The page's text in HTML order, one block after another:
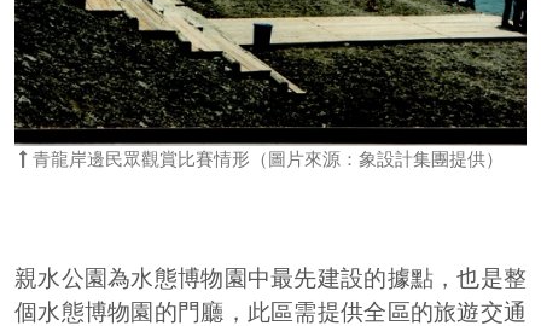
青龍岸邊民眾觀賞比賽情形（圖片來源：象設計集團提供）
親水公園為水態博物園中最先建設的據點，也是整
個水態博物園的門廳，此區需提供全區的旅遊交通